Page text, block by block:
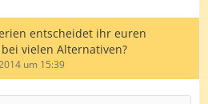
entscheidet ihr euren
vielen Alternativen?
um 15:39